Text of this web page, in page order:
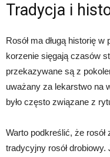
Tradycja i
Rosół ma długą historię
korzenie sięgają czasów
przekazywane są z
uważany za lekarstwo na
było często związane z
Warto podkreślić, że
tradycyjny rosół